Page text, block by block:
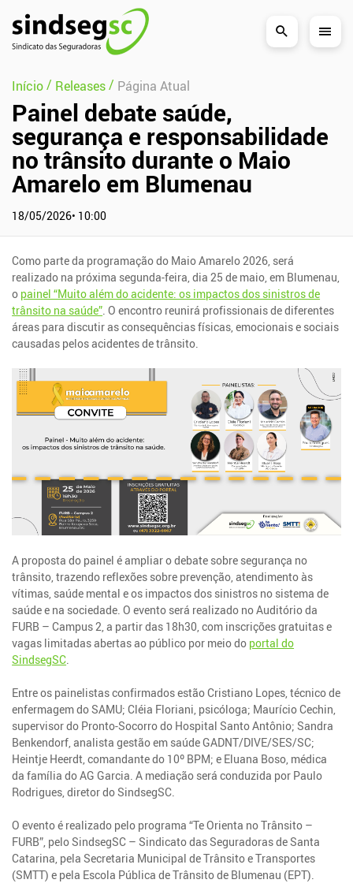
Pular Navegação (s)
Início/ Releases/ Página Atual
Painel debate saúde,
segurança e responsabilidade
no trânsito durante o Maio
Amarelo em Blumenau
18/05/2026• 10:00
Como parte da programação do Maio Amarelo 2026, será
realizado na próxima segunda-feira, dia 25 de maio, em Blumenau,
o painel “Muito além do acidente: os impactos dos sinistros de
trânsito na saúde” . O encontro reunirá profissionais de diferentes
áreas para discutir as consequências físicas, emocionais e sociais
causadas pelos acidentes de trânsito.
A proposta do painel é ampliar o debate sobre segurança no
trânsito, trazendo reflexões sobre prevenção, atendimento às
vítimas, saúde mental e os impactos dos sinistros no sistema de
saúde e na sociedade. O evento será realizado no Auditório da
FURB – Campus 2, a partir das 18h30, com inscrições gratuitas e
vagas limitadas abertas ao público por meio do portal do
SindsegSC
Entre os painelistas confirmados estão Cristiano Lopes, técnico de
enfermagem do SAMU; Cléia Floriani, psicóloga; Maurício Cechin,
supervisor do Pronto-Socorro do Hospital Santo Antônio; Sandra
Benkendorf, analista gestão em saúde GADNT/DIVE/SES/SC;
Heintje Heerdt, comandante do 10º BPM; e Eluana Boso, médica
da família do AG Garcia. A mediação será conduzida por Paulo
Rodrigues, diretor do SindsegSC.
O evento é realizado pelo programa “Te Orienta no Trânsito –
FURB”, pelo SindsegSC – Sindicato das Seguradoras de Santa
Catarina, pela Secretaria Municipal de Trânsito e Transportes
(SMTT) e pela Escola Pública de Trânsito de Blumenau (EPT).